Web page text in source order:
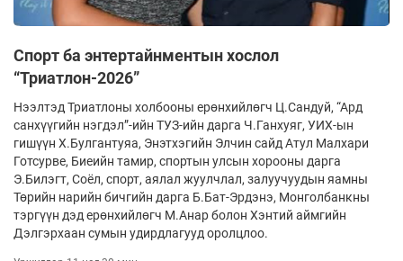
Спорт ба энтертайнментын хослол
“Триатлон-2026”
Нээлтэд Триатлоны холбооны ерөнхийлөгч Ц.Сандуй, “Ард
санхүүгийн нэгдэл”-ийн ТУЗ-ийн дарга Ч.Ганхуяг, УИХ-ын
гишүүн Х.Булгантуяа, Энэтхэгийн Элчин сайд Атул Малхари
Готсурве, Биеийн тамир, спортын улсын хорооны дарга
Э.Билэгт, Соёл, спорт, аялал жуулчлал, залуучуудын яамны
Төрийн нарийн бичгийн дарга Б.Бат-Эрдэнэ, Монголбанкны
тэргүүн дэд ерөнхийлөгч М.Анар болон Хэнтий аймгийн
Дэлгэрхаан сумын удирдлагууд оролцлоо.